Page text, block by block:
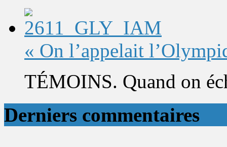
« On l’appelait
TÉMOINS. Quand on
Derniers commentaires